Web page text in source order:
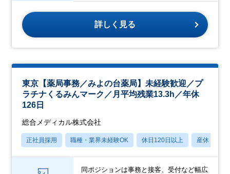
詳しく見る
東京【薬局事務／みよの台薬局】未経験歓迎／プ
ラチナくるみんマーク／月平均残業13.3h／年休
126日
総合メディカル株式会社
正社員採用 職種・業界未経験OK 休日120日以上 産休・育休
同ポジションは事務と接客、受付など幅広